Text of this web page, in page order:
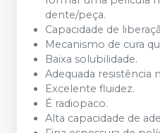
dente/peça.
Capacidade de
Mecanismo de cura
Baixa solubilidade.
Adequada resistência
Excelente fluidez.
É radiopaco.
Alta capacidade de